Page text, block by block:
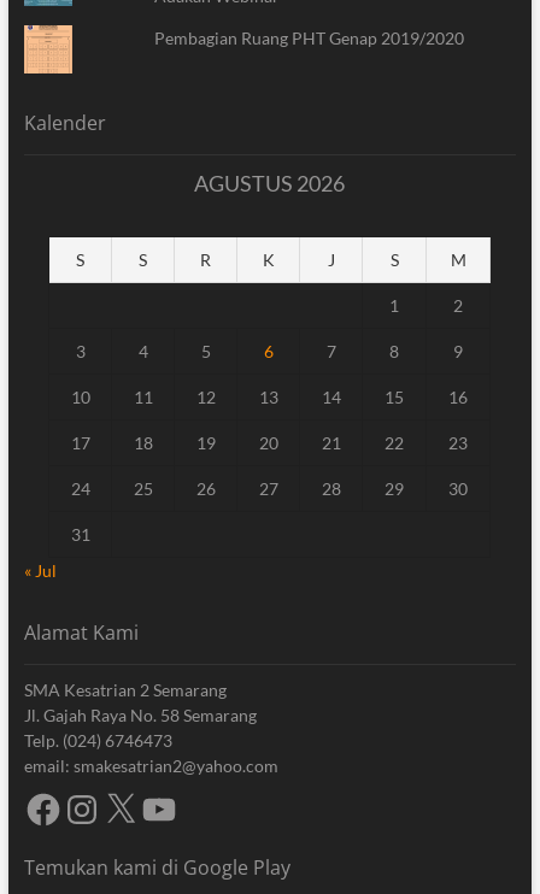
Pembagian Ruang PHT Genap 2019/2020
Kalender
AGUSTUS 2026
S S R K J S M
1 2
3 4 5 6 7 8 9
10 11 12 13 14 15 16
17 18 19 20 21 22 23
24 25 26 27 28 29 30
31
« Jul
Alamat Kami
SMA Kesatrian 2 Semarang
Jl. Gajah Raya No. 58 Semarang
Telp. (024) 6746473
email: smakesatrian2@yahoo.com
FacebookInstagram
X YouTube
Temukan kami di Google Play